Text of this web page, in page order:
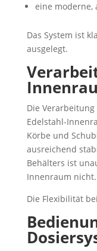
eine moderne,
Das System ist
ausgelegt.
Die
Edelstahl-
Körbe und
ausreichend
Behälters ist
Innenraum nicht.
Die Flexibilität